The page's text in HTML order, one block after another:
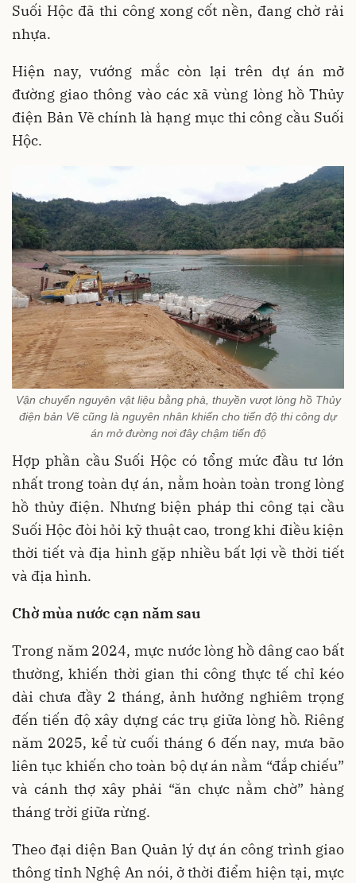
Suối Hộc đã thi công xong cốt nền, đang chờ rải
nhựa.
Hiện nay, vướng mắc còn lại trên dự án mở
đường giao thông vào các xã vùng lòng hồ Thủy
điện Bản Vẽ chính là hạng mục thi công cầu Suối
Hộc.
Vận chuyển nguyên vật liệu bằng phà, thuyền vượt lòng hồ Thủy
điện bản Vẽ cũng là nguyên nhân khiến cho tiến độ thi công dự
án mở đường nơi đây chậm tiến độ
Hợp phần cầu Suối Hộc có tổng mức đầu tư lớn
nhất trong toàn dự án, nằm hoàn toàn trong lòng
hồ thủy điện. Nhưng biện pháp thi công tại cầu
Suối Hộc đòi hỏi kỹ thuật cao, trong khi điều kiện
thời tiết và địa hình gặp nhiều bất lợi về thời tiết
và địa hình.
Chờ mùa nước cạn năm sau
Trong năm 2024, mực nước lòng hồ dâng cao bất
thường, khiến thời gian thi công thực tế chỉ kéo
dài chưa đầy 2 tháng, ảnh hưởng nghiêm trọng
đến tiến độ xây dựng các trụ giữa lòng hồ. Riêng
năm 2025, kể từ cuối tháng 6 đến nay, mưa bão
liên tục khiến cho toàn bộ dự án nằm “đắp chiếu”
và cánh thợ xây phải “ăn chực nằm chờ” hàng
tháng trời giữa rừng.
Theo đại diện Ban Quản lý dự án công trình giao
thông tỉnh Nghệ An nói, ở thời điểm hiện tại, mực